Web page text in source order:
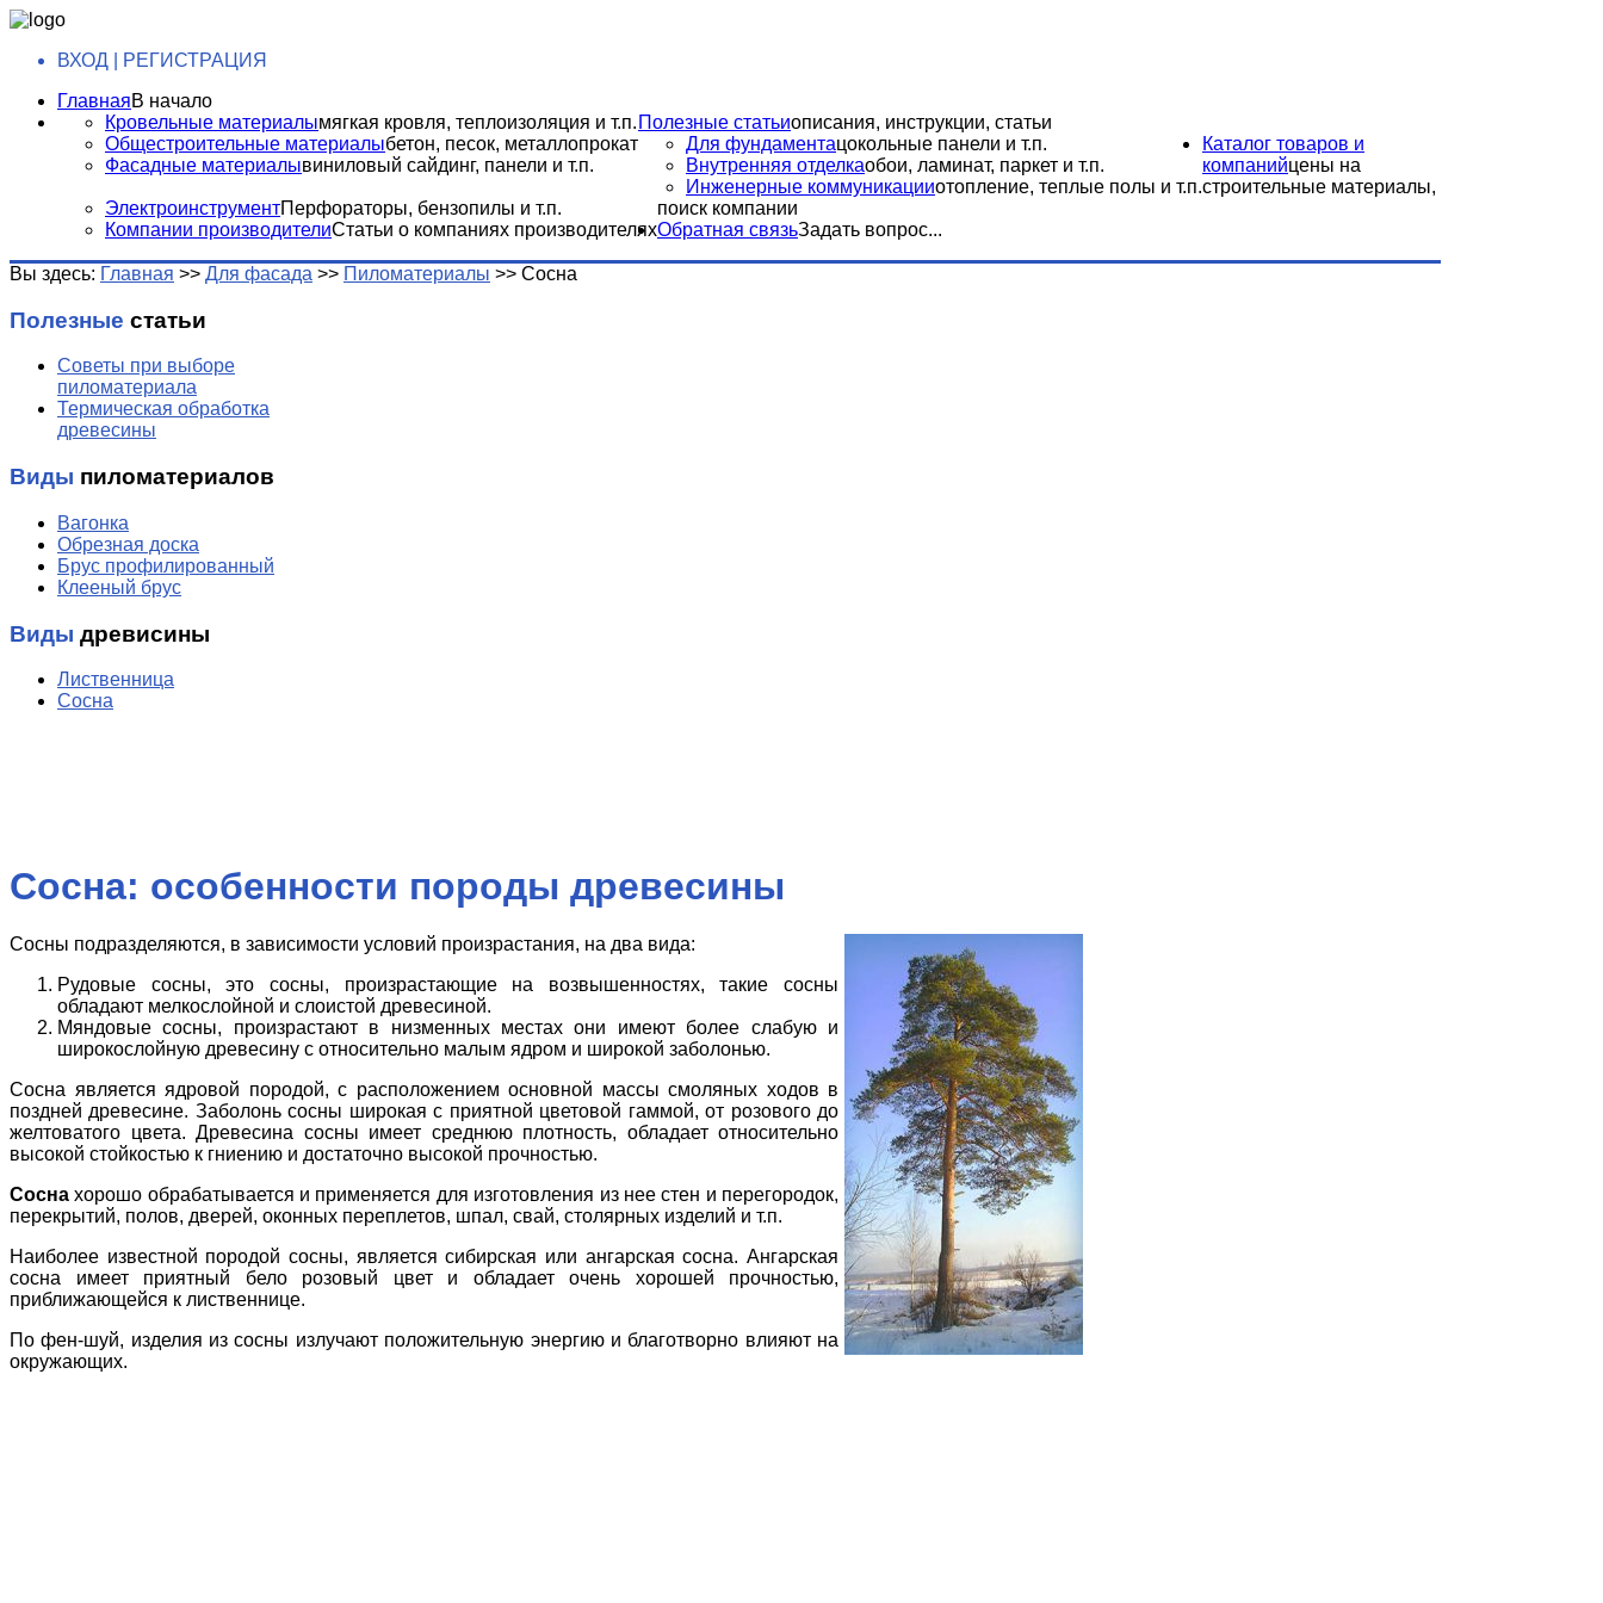
ВХОД | РЕГИСТРАЦИЯ
ГлавнаяВ начало
Полезные статьиописания, инструкции, статьи
Кровельные материалымягкая кровля, теплоизоляция и т.п.
Общестроительные материалыбетон, песок, металлопрокат
Фасадные материалывиниловый сайдинг, панели и т.п.
Для фундаментацокольные панели и т.п.
Внутренняя отделкаобои, ламинат, паркет и т.п.
Инженерные коммуникацииотопление, теплые полы и т.п.
ЭлектроинструментПерфораторы, бензопилы и т.п.
Компании производителиСтатьи о компаниях производителях
Каталог товаров и
компанийцены на
строительные материалы,
поиск компании
Обратная связьЗадать вопрос...
Вы здесь: Главная >> Для фасада >> Пиломатериалы >> Сосна
Полезные статьи
Советы при выборе
пиломатериала
Термическая обработка
древесины
Виды пиломатериалов
Вагонка
Обрезная доска
Брус профилированный
Клееный брус
Виды древисины
Лиственница
Сосна
Сосна: особенности породы древесины
Сосны подразделяются, в зависимости условий произрастания, на два вида:
Рудовые сосны, это сосны, произрастающие на возвышенностях, такие сосны
обладают мелкослойной и слоистой древесиной.
Мяндовые сосны, произрастают в низменных местах они имеют более слабую и
широкослойную древесину с относительно малым ядром и широкой заболонью.
Сосна является ядровой породой, с расположением основной массы смоляных ходов в
поздней древесине. Заболонь сосны широкая с приятной цветовой гаммой, от розового до
желтоватого цвета. Древесина сосны имеет среднюю плотность, обладает относительно
высокой стойкостью к гниению и достаточно высокой прочностью.
Сосна хорошо обрабатывается и применяется для изготовления из нее стен и перегородок,
перекрытий, полов, дверей, оконных переплетов, шпал, свай, столярных изделий и т.п.
Наиболее известной породой сосны, является сибирская или ангарская сосна. Ангарская
сосна имеет приятный бело розовый цвет и обладает очень хорошей прочностью,
приближающейся к лиственнице.
По фен-шуй, изделия из сосны излучают положительную энергию и благотворно влияют на
окружающих.